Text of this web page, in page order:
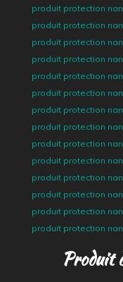
produit protection
produit protection
produit protection
produit protection
produit protection
produit protection
produit protection
produit protection
produit protection
produit protection
produit protection
produit protection
produit protection
produit protection
Produit